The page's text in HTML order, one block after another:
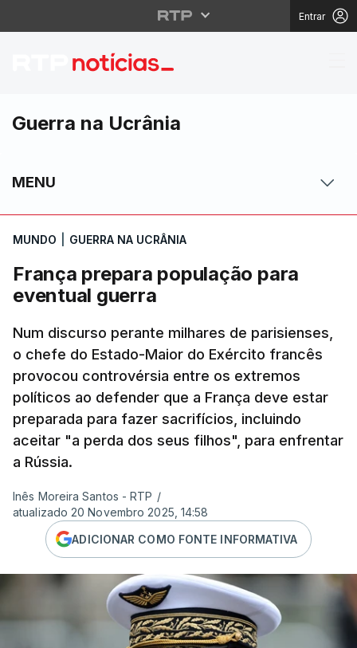
Entrar
França prepara
Guerra na Ucrânia
MENU
MUNDO GUERRA NA UCRÂNIA
França prepara população para
eventual guerra
Num discurso perante milhares de parisienses,
o chefe do Estado-Maior do Exército francês
provocou controvérsia entre os extremos
políticos ao defender que a França deve estar
preparada para fazer sacrifícios, incluindo
aceitar "a perda dos seus filhos", para enfrentar
a Rússia.
Inês Moreira Santos - RTP /
atualizado 20 Novembro 2025, 14:58
ADICIONAR COMO FONTE INFORMATIVA